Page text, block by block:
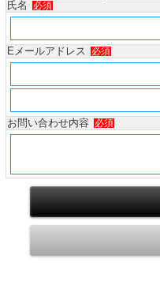
氏名 必須
Eメールアドレス 必須
お問い合わせ内容
必須